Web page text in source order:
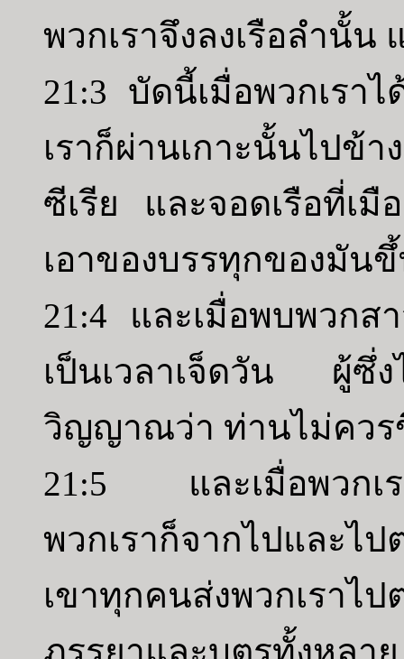
พวกเราจึงลงเรือลำนั้น
21:3 บัดนี้เมื่อพวกเรา
เราก็ผ่านเกาะนั้นไปข้
ซีเรีย และจอดเรือที่เมื
เอาของบรรทุกของมัน
21:4 และเมื่อพบพวกส
เป็นเวลาเจ็ดวัน ผู้ซึ่ง
วิญญาณว่า ท่านไม่ควร
21:5 และเมื่อพวกเร
พวกเราก็จากไปและไ
เขาทุกคนส่งพวกเราไ